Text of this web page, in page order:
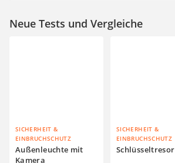
Neue Tests und Vergleiche
SICHERHEIT &
EINBRUCHSCHUTZ
Außenleuchte mit
Kamera
SICHERHEIT &
EINBRUCHSCHUTZ
Schlüsseltresor